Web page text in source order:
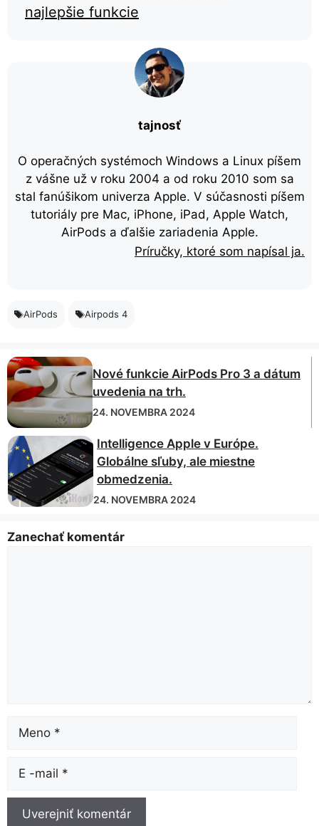
najlepšie funkcie
tajnosť
O operačných systémoch Windows a Linux píšem
z vášne už v roku 2004 a od roku 2010 som sa
stal fanúšikom univerza Apple. V súčasnosti píšem
tutoriály pre Mac, iPhone, iPad, Apple Watch,
AirPods a ďalšie zariadenia Apple.
Príručky, ktoré som napísal ja.
AirPods Airpods 4
Nové funkcie AirPods Pro 3 a dátum
uvedenia na trh.
24. NOVEMBRA 2024
Intelligence Apple v Európe.
Globálne sľuby, ale miestne
obmedzenia.
24. NOVEMBRA 2024
Zanechať komentár
názov
Email